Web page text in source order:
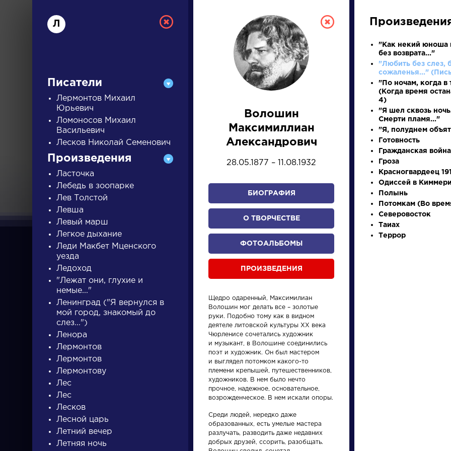
РУССКАЯ
ДЛЯ ПРЕЗЕНТАЦИЙ, УРОКОВ
А Б К Л М Т
ПИСАТЕЛИ
произведения
Писатели
Гончаров Иван
Александрович
Алоизий
Могарыч
На птичку
Л
Писатели
Лермонтов Михаил
Юрьевич
Ломоносов Михаил
Васильевич
Лесков Николай Семенович
Произведения
Ласточка
Лебедь в зоопарке
Лев Толстой
Левша
Левый марш
Легкое дыхание
Леди Макбет Мценского
уезда
Ледоход
"Лежат они, глухие и
немые..."
Ленинград ("Я вернулся в
мой город, знакомый до
слез...")
Ленора
Лермонтов
Лермонтов
Лермонтову
Лес
Лес
Лесков
Лесной царь
Летний вечер
Летняя ночь
Волошин
Максимиллиан
Александрович
28.05.1877 – 11.08.1932
БИОГРАФИЯ
О ТВОРЧЕСТВЕ
ФОТОАЛЬБОМЫ
ПРОИЗВЕДЕНИЯ
Щедро одаренный, Максимилиан
Волошин мог делать все – золотые
руки. Подобно тому как в видном
деятеле литовской культуры XX века
Чюрленисе сочетались художник
и музыкант, в Волошине соединились
поэт и художник. Он был мастером
и выглядел потомком какого-то
племени крепышей, путешественников,
художников. В нем было нечто
прочное, надежное, основательное,
возрожденческое. В нем искали опоры.
Среди людей, нередко даже
образованных, есть умелые мастера
разлучать, разводить даже недавних
добрых друзей, ссорить, разобщать.
"Как некий юноша
без возврата..."
"Любить без слез,
сожаленья..."
"По ночам, когда в
(Когда время
4)
"Я шел сквозь
Смерти пламя..."
"Я, полуднем
Готовность
Гражданская война
Гроза
Красногвардеец
Одиссей в
Полынь
Потомкам (Во
Северовосток
Таиах
Террор